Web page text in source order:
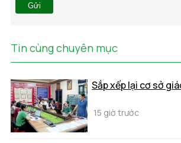
Gửi
Tin cùng chuyên mục
Sắp xếp lại cơ sở
15 giờ trước